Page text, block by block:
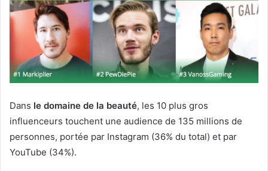
Dans le domaine de la beauté, les 10 plus gros
influenceurs touchent une audience de 135 millions de
personnes, portée par Instagram (36% du total) et par
YouTube (34%).